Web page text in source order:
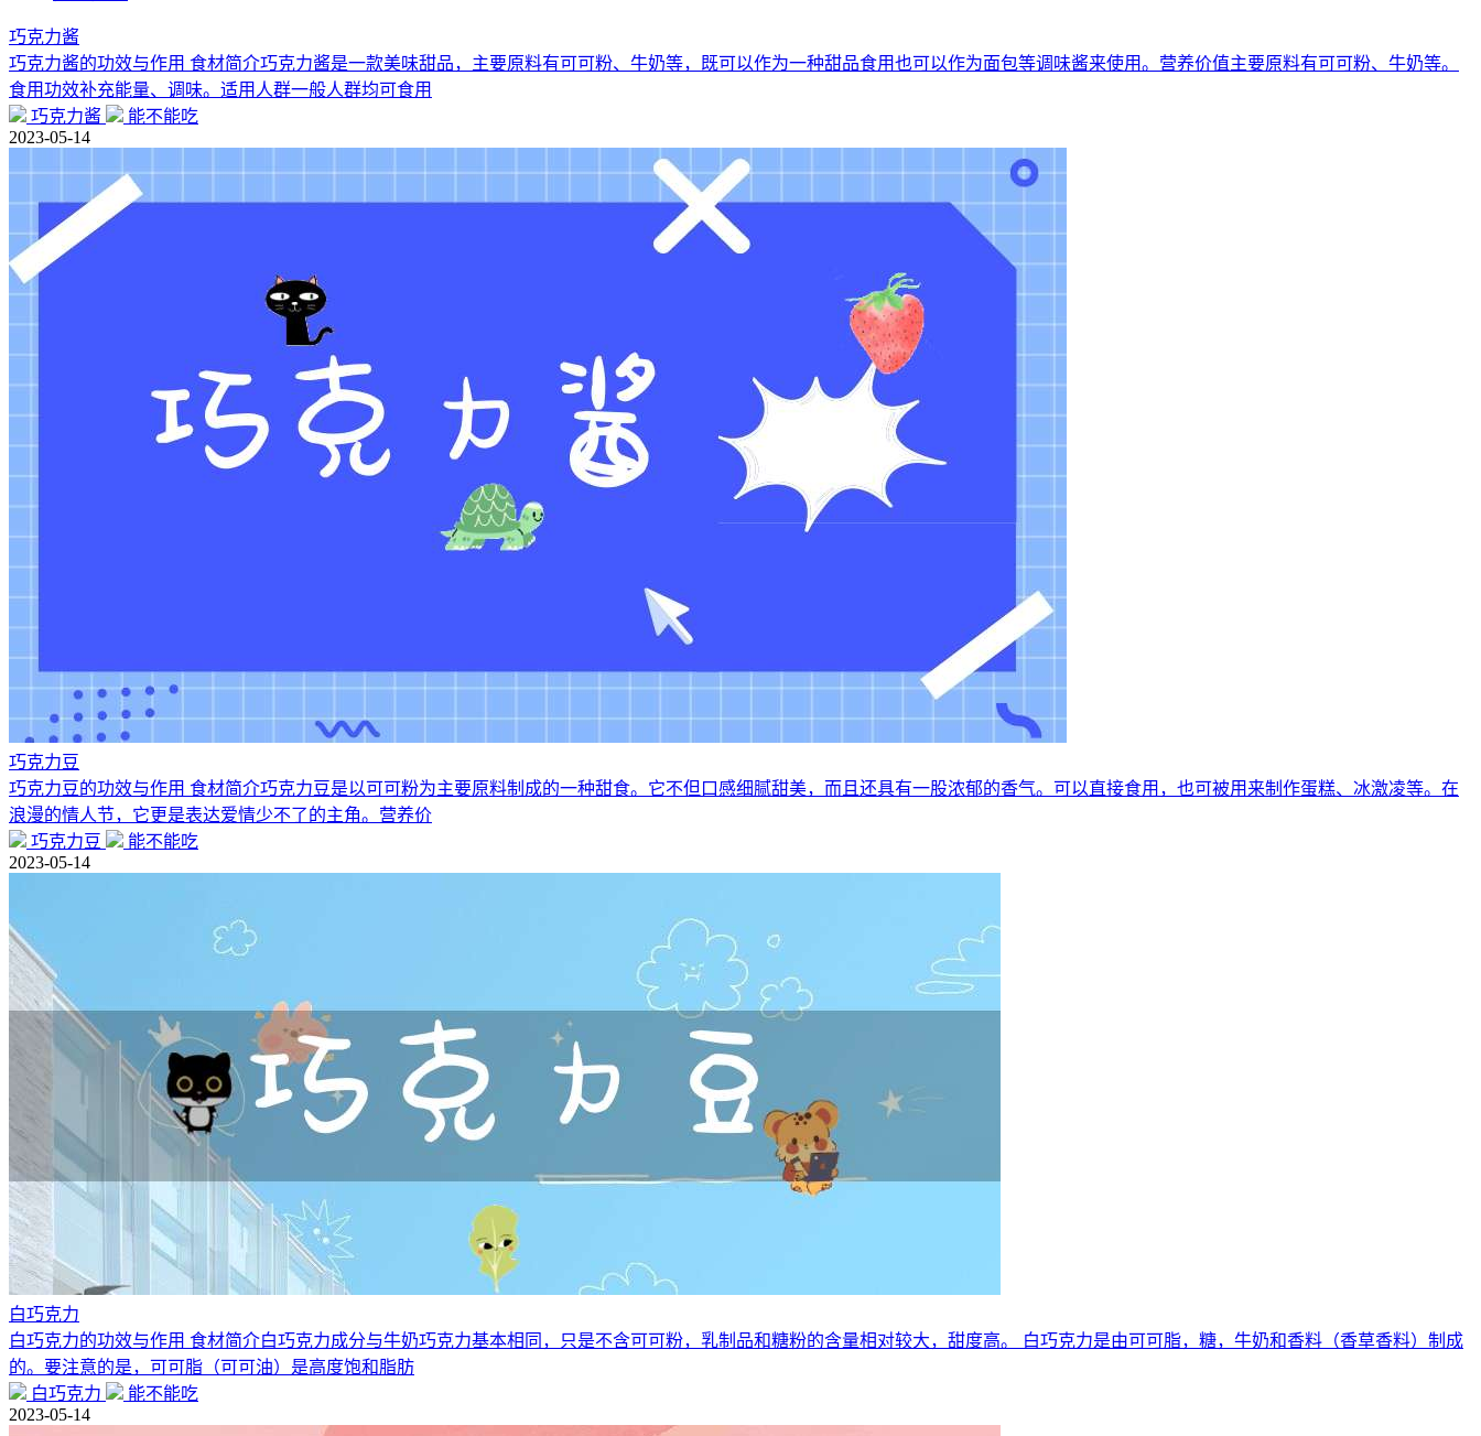
巧克力酱
巧克力酱的功效与作用 食材简介巧克力酱是一款美味甜品，主要原料有可可粉、牛奶等，既可以作为一种甜品食用也可以作为面包等调味酱来使用。营养价值主要原料有可可粉、牛奶等。
食用功效补充能量、调味。适用人群一般人群均可食用
巧克力酱
能不能吃
2023-05-14
巧克力豆
巧克力豆的功效与作用 食材简介巧克力豆是以可可粉为主要原料制成的一种甜食。它不但口感细腻甜美，而且还具有一股浓郁的香气。可以直接食用，也可被用来制作蛋糕、冰激凌等。在
浪漫的情人节，它更是表达爱情少不了的主角。营养价
巧克力豆
能不能吃
2023-05-14
白巧克力
白巧克力的功效与作用 食材简介白巧克力成分与牛奶巧克力基本相同，只是不含可可粉，乳制品和糖粉的含量相对较大，甜度高。 白巧克力是由可可脂，糖，牛奶和香料（香草香料）制成
的。要注意的是，可可脂（可可油）是高度饱和脂肪
白巧克力
能不能吃
2023-05-14